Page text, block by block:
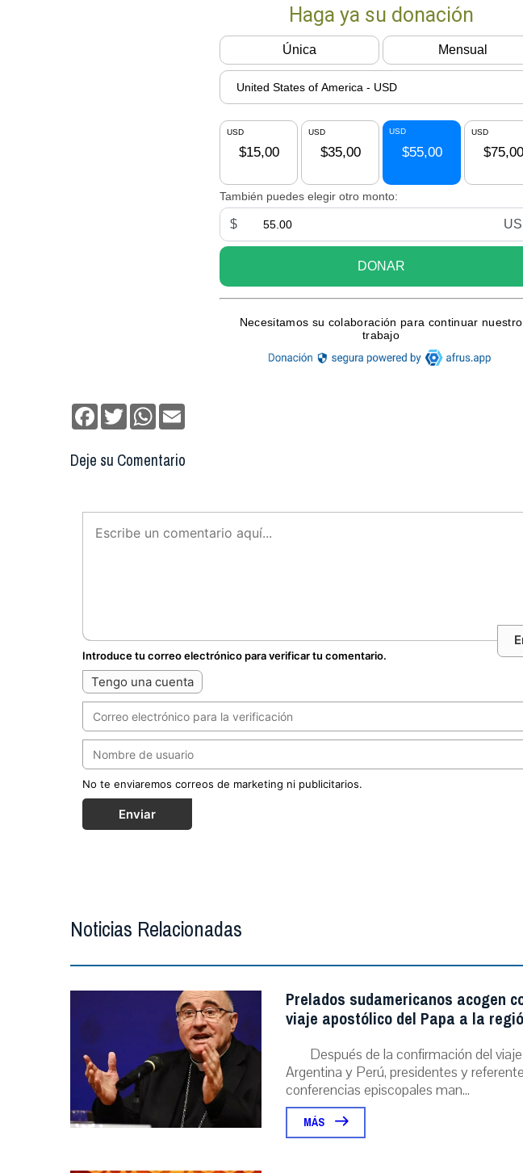
Facebook
TwitterWhatsApp
Deje su Comentario
Introduce tu correo electrónico para verificar tu comentario.
Tengo una cuenta
No te enviaremos correos de marketing ni publicitarios.
Enviar
Noticias Relacionadas
Prelados sudamericanos acogen
viaje apostólico del Papa a la
Después de la confirmación del
Argentina y Perú, presidentes y
conferencias episcopales man...
MÁS